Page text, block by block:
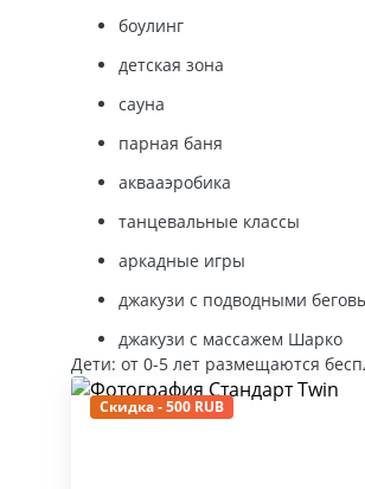
боулинг
детская зона
сауна
парная баня
аквааэробика
танцевальные классы
аркадные игры
джакузи с подводными
джакузи с массажем Шарко
Дети: от 0-5 лет размещаются
Скидка - 500 RUB